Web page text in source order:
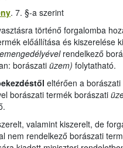
. 7. §-a szerint
történő forgalomba
előállítása és kiszerelése
rendelkező
borászati üzem) folytatható.
eltérően a borászati
borászati termék borászati
valamint kiszerelt, de
nem rendelkező borászati